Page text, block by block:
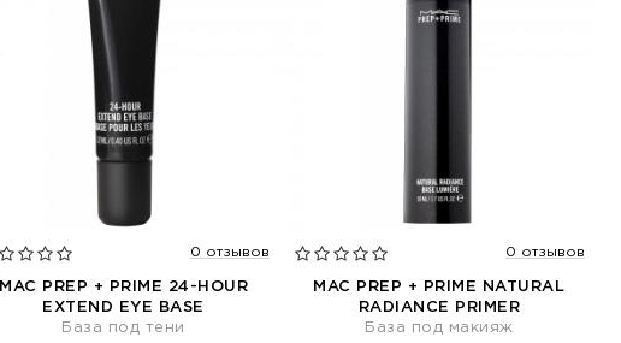
0 отзывов
MAC PREP + PRIME 24-HOUR
EXTEND EYE BASE
База под тени
0 отзывов
MAC PREP + PRIME NATURAL
RADIANCE PRIMER
База под макияж